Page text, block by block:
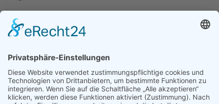
Natürlich sind wir teilweise auch in eigener Sache unterwegs und
informieren euch im Bereich Corporate über mögliche anstehende
lieber englischsprachige News lesen möchte, wird im Bereich Englisch
Search Engine News fündig.
Was es auch ist – wir wünschen euch viel Spaß im Blog von seekXL und